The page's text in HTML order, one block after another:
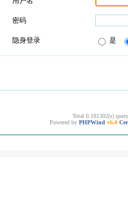
密码
隐身登录 是
Total 0.181302(s)
Powered by PHPWind v6.0